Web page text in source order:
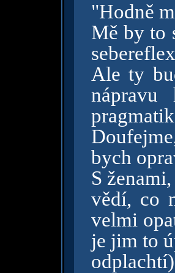
"Hodně
Mě by to
Ale ty
bych
S
vědí, co
velmi
je jim to